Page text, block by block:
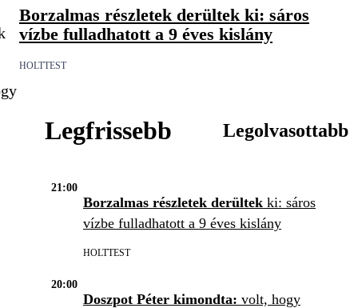
Borzalmas részletek derültek ki: sáros
vízbe fulladhatott a 9 éves kislány
HOLTTEST
Legfrissebb Legolvasottabb
21:00
Borzalmas részletek derültek ki: sáros
vízbe fulladhatott a 9 éves kislány
HOLTTEST
20:00
Doszpot Péter kimondta: volt, hogy